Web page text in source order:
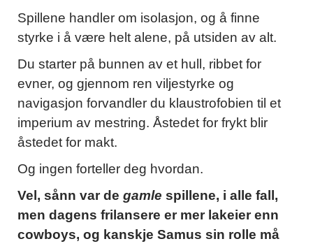
Spillene handler om isolasjon, og å finne
styrke i å være helt alene, på utsiden av alt.
Du starter på bunnen av et hull, ribbet for
evner, og gjennom ren viljestyrke og
navigasjon forvandler du klaustrofobien til et
imperium av mestring. Åstedet for frykt blir
åstedet for makt.
Og ingen forteller deg hvordan.
Vel, sånn var de gamle spillene, i alle fall,
men dagens frilansere er mer lakeier enn
cowboys, og kanskje Samus sin rolle må